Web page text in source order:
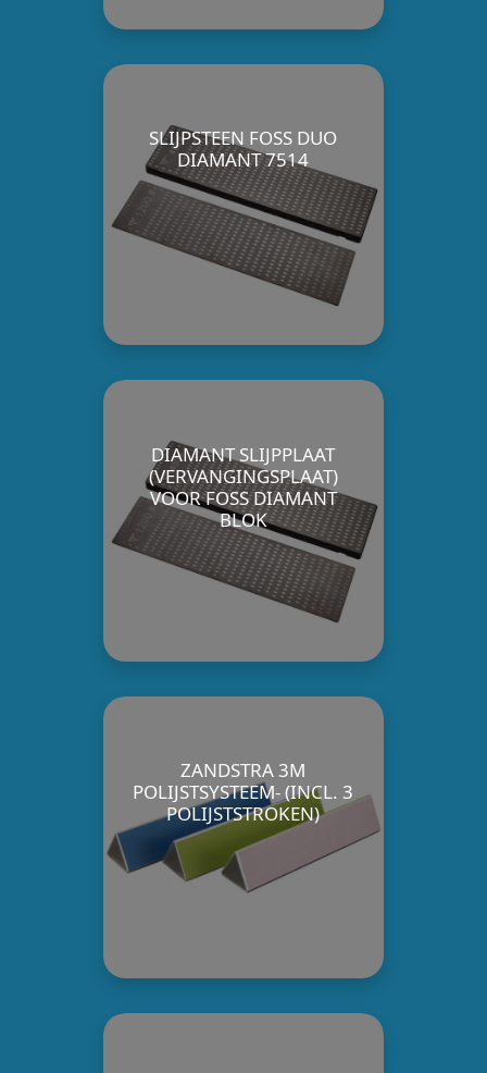
SLIJPSTEEN FOSS DUO
DIAMANT 7514
DIAMANT SLIJPPLAAT
(VERVANGINGSPLAAT)
VOOR FOSS DIAMANT
BLOK
ZANDSTRA 3M
POLIJSTSYSTEEM- (INCL. 3
POLIJSTSTROKEN)